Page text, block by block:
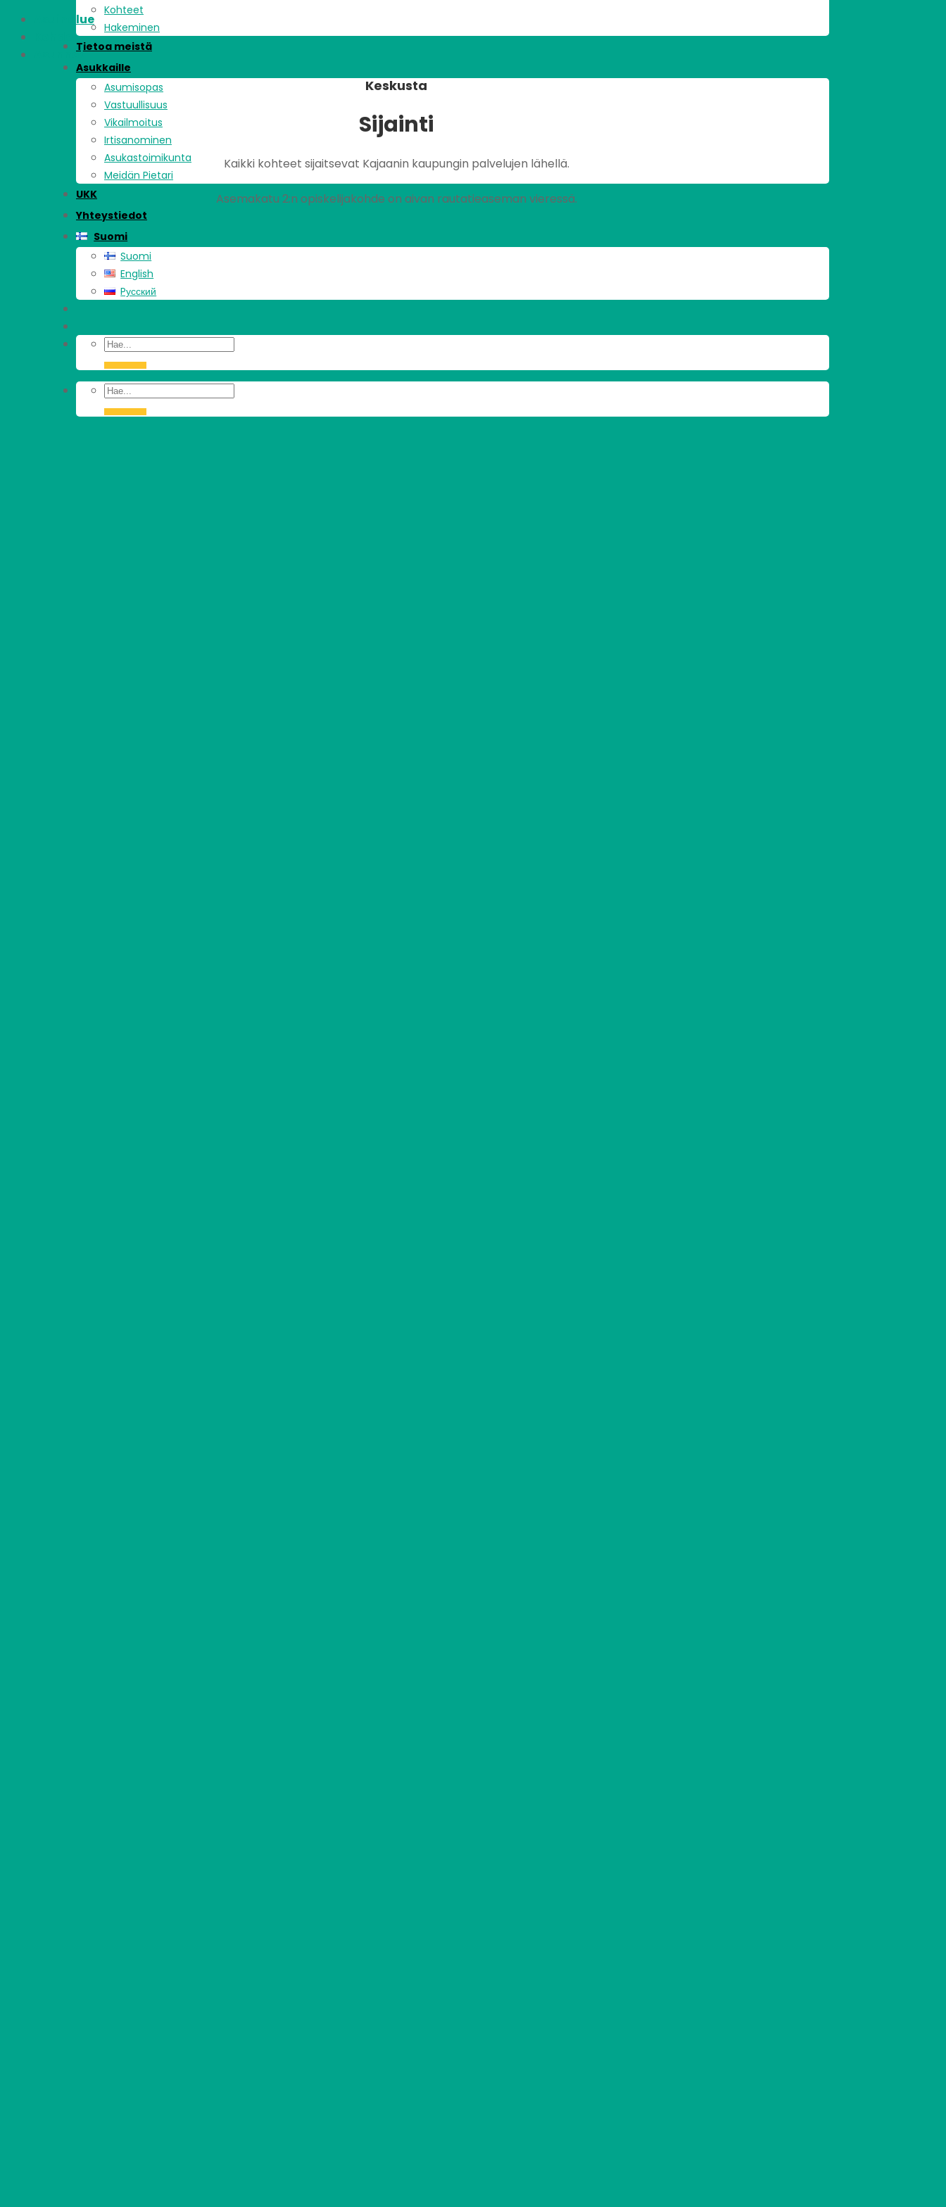
Kohteet
Hakeminen
Tietoa meistä
Asukkaille
Asumisopas
Vastuullisuus
Vikailmoitus
Irtisanominen
Asukastoimikunta
Meidän Pietari
UKK
Yhteystiedot
Suomi
Suomi
English
Pусский
Asuinalue
Asunnot
Keskusta
Sijainti
Kaikki kohteet sijaitsevat Kajaanin kaupungin palvelujen lähellä.
Asemakatu 2:n opiskelijakohde on aivan rautatieaseman vieressä.